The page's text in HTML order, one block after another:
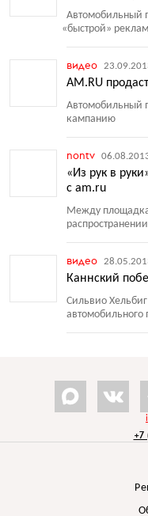
Автомобильный
«быстрой»
видео
AM.RU
Автомобильный
кампанию
nontv
«Из рук в
с am.ru
Между
видео
Каннский
Сильвио
автомобильного
+7